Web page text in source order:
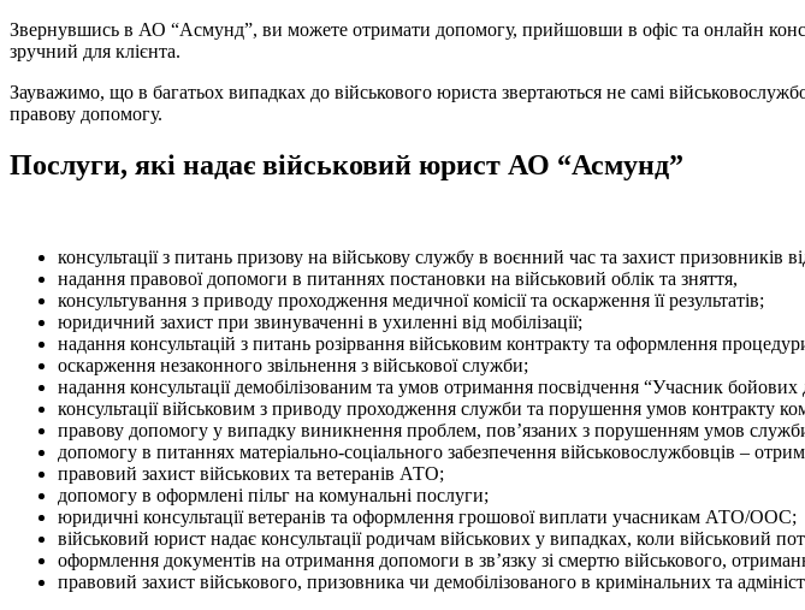
Звернувшись в АО “Асмунд”, ви можете отримати допомогу, прийшовши в офіс та онлайн
зручний для клієнта.
Зауважимо, що в багатьох випадках до військового юриста звертаються не самі
правову допомогу.
Послуги, які надає військовий юрист АО “Асмунд”
консультації з питань призову на військову службу в воєнний час та захист призовників
надання правової допомоги в питаннях постановки на військовий облік та зняття,
консультування з приводу проходження медичної комісії та оскарження її результатів;
юридичний захист при звинуваченні в ухиленні від мобілізації;
надання консультацій з питань розірвання військовим контракту та оформлення
оскарження незаконного звільнення з військової служби;
надання консультації демобілізованим та умов отримання посвідчення “Учасник бойових
консультації військовим з приводу проходження служби та порушення умов контракту
правову допомогу у випадку виникнення проблем, пов’язаних з порушенням умов
допомогу в питаннях матеріально-соціального забезпечення військовослужбовців –
правовий захист військових та ветеранів АТО;
допомогу в оформлені пільг на комунальні послуги;
юридичні консультації ветеранів та оформлення грошової виплати учасникам АТО/ООС;
військовий юрист надає консультації родичам військових у випадках, коли військовий
оформлення документів на отримання допомоги в зв’язку зі смертю військового,
правовий захист військового, призовника чи демобілізованого в кримінальних та